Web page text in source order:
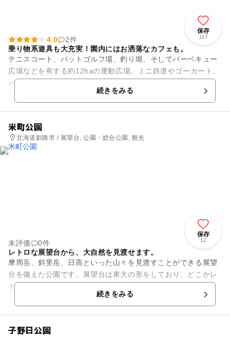
保存
117
4.0
2件
乗り物系遊具も大充実！園内にはお洒落なカフェも。
テニスコート、パットゴルフ場、釣り堀、そしてバーベキュー
広場などを有する約12haの運動広場。ミニ鉄道やゴーカート、
バッテリーカー、ボートなど子供達が大好きな乗り物系遊具も
充実しており大人から子...続きをみる
米町公園
北海道釧路市 / 展望台, 公園・総合公園, 観光
保存
12
未評価
0件
レトロな展望台から、大自然を見渡せます。
摩周岳、斜里岳、日高といった山々を見渡すことができる展望
台を備えた公園です。展望台は東大の形をしており、どこかレ
トロで懐かしい雰囲気です。 地元の方の間では、釧路大漁どん
ぱくの時期に行われる花...続きをみる
子野日公園